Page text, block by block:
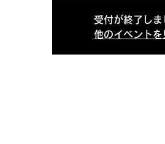
受付が終了しま
他のイベントを